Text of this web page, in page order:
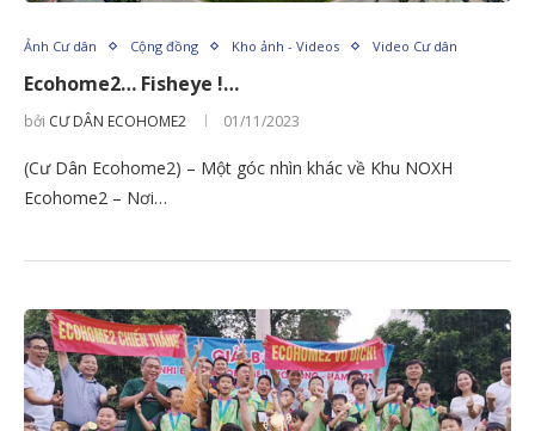
Ảnh Cư dân Cộng đồng Kho ảnh - Videos Video Cư dân
Ecohome2… Fisheye !…
bởi CƯ DÂN ECOHOME2 01/11/2023
(Cư Dân Ecohome2) – Một góc nhìn khác về Khu NOXH
Ecohome2 – Nơi…